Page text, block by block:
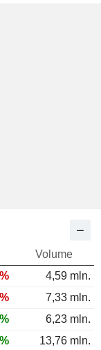
Volume
4,59 mln.
7,33 mln.
6,23 mln.
13,76 mln.